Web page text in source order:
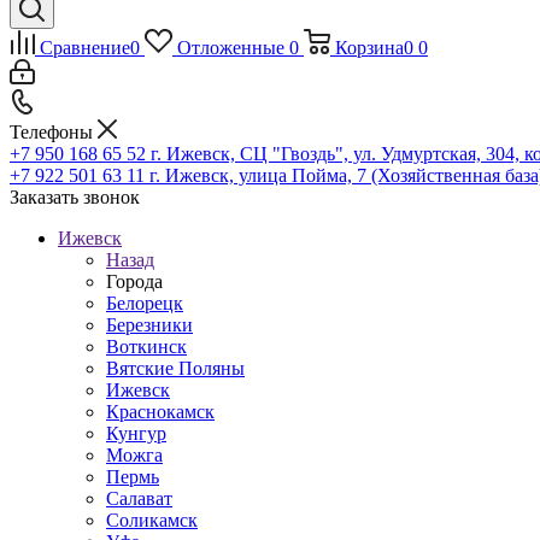
Сравнение0 Отложенные 0 Корзина0 0
Телефоны
+7 950 168 65 52 г. Ижевск, СЦ "Гвоздь", ул. Удмуртская, 304,
+7 922 501 63 11 г. Ижевск, улица Пойма, 7 (Хозяйственная
Заказать звонок
Ижевск
Назад
Города
Белорецк
Березники
Воткинск
Вятские Поляны
Ижевск
Краснокамск
Кунгур
Можга
Пермь
Салават
Соликамск